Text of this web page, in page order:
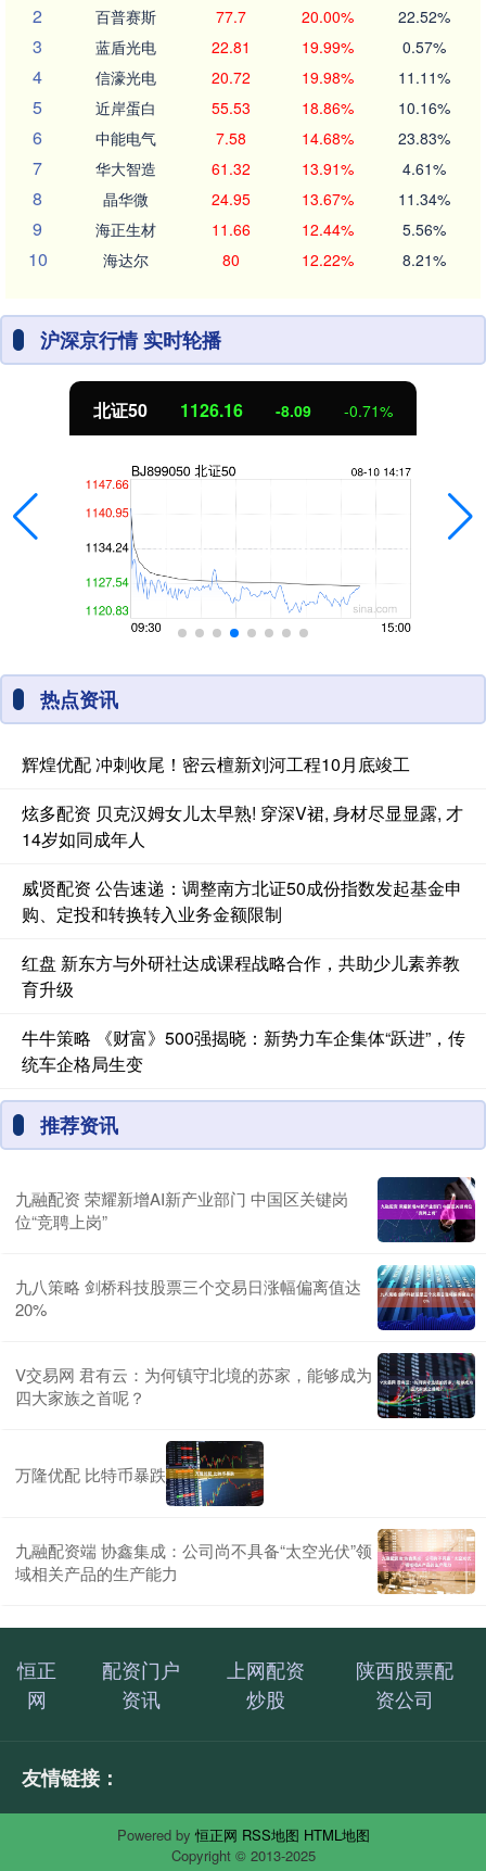
2 百普赛斯 77.7 20.00% 22.52%
3 蓝盾光电 22.81 19.99% 0.57%
4 信濠光电 20.72 19.98% 11.11%
5 近岸蛋白 55.53 18.86% 10.16%
6 中能电气 7.58 14.68% 23.83%
7 华大智造 61.32 13.91% 4.61%
8 晶华微 24.95 13.67% 11.34%
9 海正生材 11.66 12.44% 5.56%
10 海达尔 80 12.22% 8.21%
沪深京行情 实时轮播
北证50 1126.04 -8.21 -0.72%
热点资讯
辉煌优配 冲刺收尾！密云檀新刘河工程10月底竣工
炫多配资 贝克汉姆女儿太早熟! 穿深V裙, 身材尽显显露, 才
14岁如同成年人
威贤配资 公告速递：调整南方北证50成份指数发起基金申
购、定投和转换转入业务金额限制
红盘 新东方与外研社达成课程战略合作，共助少儿素养教
育升级
牛牛策略 《财富》500强揭晓：新势力车企集体“跃进”，传
统车企格局生变
推荐资讯
九融配资 荣耀新增AI新产业部门 中国区关键岗
位“竞聘上岗”
九八策略 剑桥科技股票三个交易日涨幅偏离值达
20%
V交易网 君有云：为何镇守北境的苏家，能够成为
四大家族之首呢？
万隆优配 比特币暴跌
九融配资端 协鑫集成：公司尚不具备“太空光伏”领
域相关产品的生产能力
恒正
网
配资门户
资讯
上网配资
炒股
陕西股票配
资公司
友情链接：
Powered by恒正网 RSS地图 HTML地图
Copyright © 2013-2025